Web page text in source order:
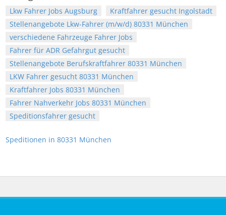
Lkw Fahrer Jobs Augsburg
Kraftfahrer gesucht Ingolstadt
Stellenangebote Lkw-Fahrer (m/w/d) 80331 München
verschiedene Fahrzeuge Fahrer Jobs
Fahrer für ADR Gefahrgut gesucht
Stellenangebote Berufskraftfahrer 80331 München
LKW Fahrer gesucht 80331 München
Kraftfahrer Jobs 80331 München
Fahrer Nahverkehr Jobs 80331 München
Speditionsfahrer gesucht
Speditionen in 80331 München